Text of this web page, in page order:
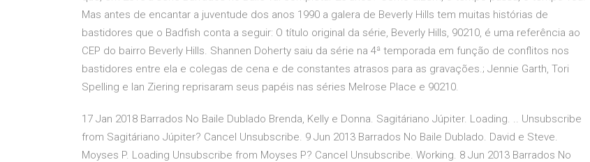
Mas antes de encantar a juventude dos anos 1990 a galera de Beverly Hills tem muitas histórias de
bastidores que o Badfish conta a seguir: O título original da série, Beverly Hills, 90210, é uma referência ao
CEP do bairro Beverly Hills. Shannen Doherty saiu da série na 4ª temporada em função de conflitos nos
bastidores entre ela e colegas de cena e de constantes atrasos para as gravações.; Jennie Garth, Tori
Spelling e Ian Ziering reprisaram seus papéis nas séries Melrose Place e 90210.
17 Jan 2018 Barrados No Baile Dublado Brenda, Kelly e Donna. Sagitáriano Júpiter. Loading. .. Unsubscribe
from Sagitáriano Júpiter? Cancel Unsubscribe. 9 Jun 2013 Barrados No Baile Dublado. David e Steve.
Moyses P. Loading Unsubscribe from Moyses P? Cancel Unsubscribe. Working. 8 Jun 2013 Barrados No